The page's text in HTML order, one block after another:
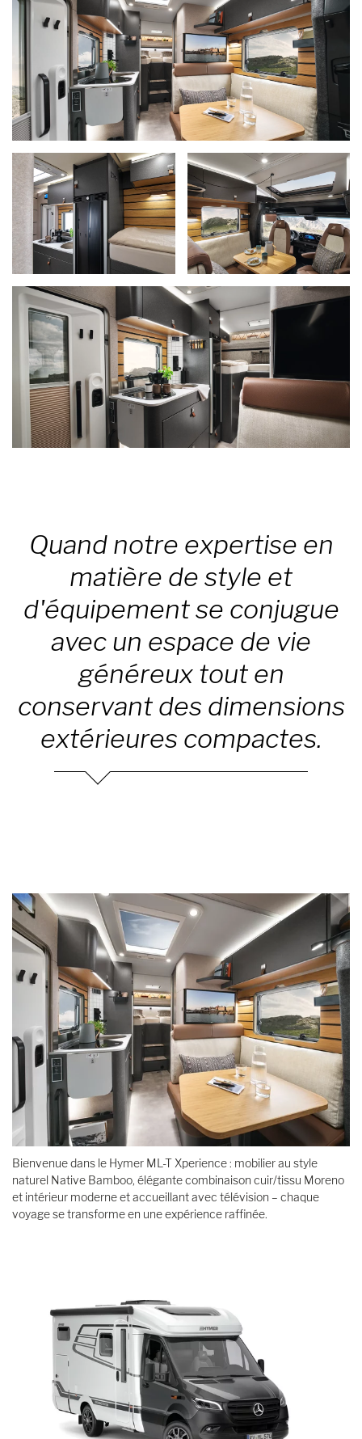
Quand notre expertise en
matière de style et
d'équipement se conjugue
avec un espace de vie
généreux tout en
conservant des dimensions
extérieures compactes.
Bienvenue dans le Hymer ML-T Xperience : mobilier au style
naturel Native Bamboo, élégante combinaison cuir/tissu Moreno
et intérieur moderne et accueillant avec télévision – chaque
voyage se transforme en une expérience raffinée.